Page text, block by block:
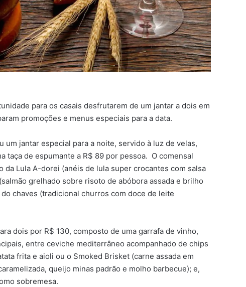
para os casais desfrutarem de um jantar a dois em
promoções e menus especiais para a data.
um jantar especial para a noite, servido à luz de velas,
taça de espumante a R$ 89 por pessoa. O comensal
Lula A-dorei (anéis de lula super crocantes com salsa
grelhado sobre risoto de abóbora assada e brilho
chaves (tradicional churros com doce de leite
dois por R$ 130, composto de uma garrafa de vinho,
entre ceviche mediterrâneo acompanhado de chips
frita e aioli ou o Smoked Brisket (carne assada em
queijo minas padrão e molho barbecue); e,
sobremesa.